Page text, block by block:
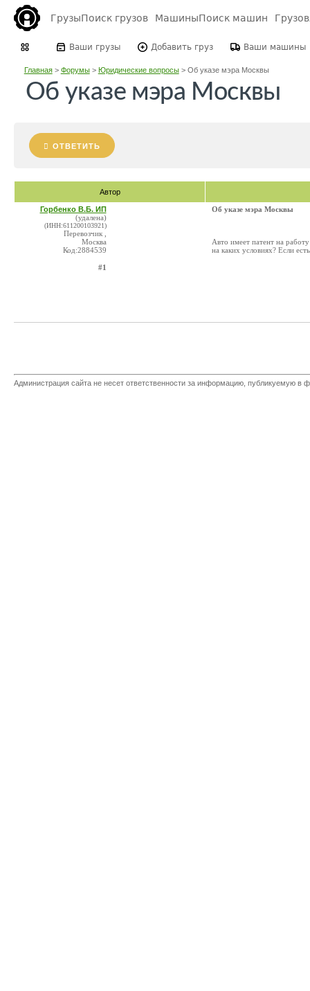
ГрузыПоиск грузов МашиныПоиск машин
Ваши грузы Добавить груз Ваши машины
Главная> Форумы> Юридические вопросы> Об указе мэра Москвы
Об указе мэра Москвы
ОТВЕТИТЬ
Автор
Горбенко В.Б. ИП
(удалена)
(ИНН:611200103921)
Перевозчик ,
Москва
Код:2884539
#1
Об указе мэра Москвы
Авто имеет патент на
на каких условиях? Если
Администрация сайта не несет ответственности за информацию, публикуемую